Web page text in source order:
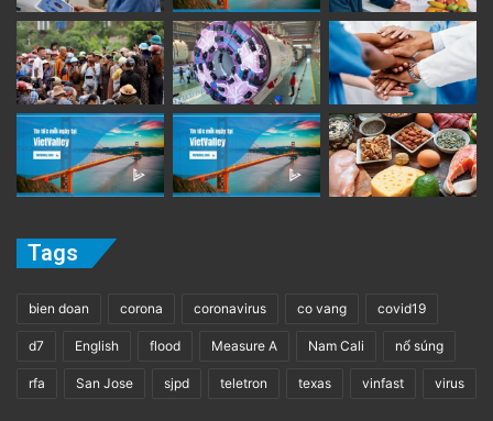
Tags
bien doan corona coronavirus co vang covid19
d7 English flood Measure A Nam Cali nổ súng
rfa San Jose sjpd teletron texas vinfast virus